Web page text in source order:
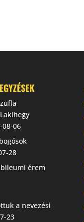
08-06
28
érem
a nevezési
23